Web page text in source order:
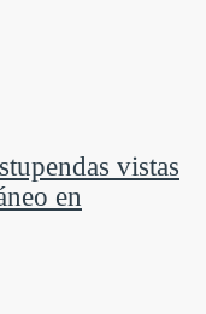
vistas
en